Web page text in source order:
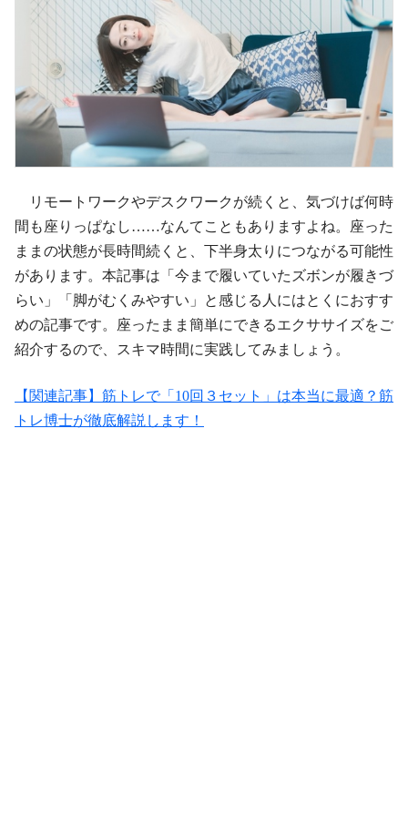
リモートワークやデスクワークが続くと、気づけば何時
間も座りっぱなし……なんてこともありますよね。座った
ままの状態が長時間続くと、下半身太りにつながる可能性
があります。本記事は「今まで履いていたズボンが履きづ
らい」「脚がむくみやすい」と感じる人にはとくにおすす
めの記事です。座ったまま簡単にできるエクササイズをご
紹介するので、スキマ時間に実践してみましょう。
【関連記事】筋トレで「10回３セット」は本当に最適？筋
トレ博士が徹底解説します！